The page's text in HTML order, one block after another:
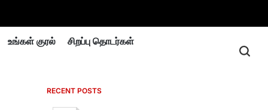
உங்கள் குரல் சிறப்பு தொடர்கள்
RECENT POSTS